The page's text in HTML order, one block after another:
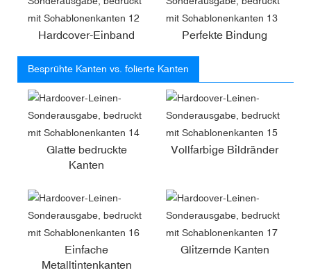
Hardcover-Einband Perfekte Bindung
Besprühte Kanten vs. folierte Kanten
Glatte bedruckte
Kanten
Vollfarbige Bildränder
Einfache
Metalltintenkanten
Glitzernde Kanten